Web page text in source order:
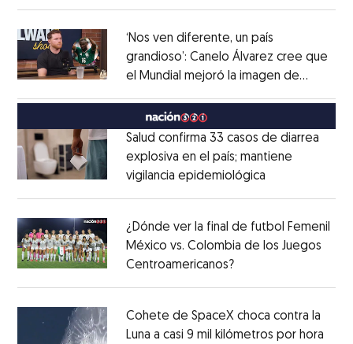
‘Nos ven diferente, un país
grandioso’: Canelo Álvarez cree que
el Mundial mejoró la imagen de
MéxicoOpens in new window
Salud confirma 33 casos de diarrea
explosiva en el país; mantiene
vigilancia epidemiológica
¿Dónde ver la final de futbol Femenil
México vs. Colombia de los Juegos
Centroamericanos?Opens in new
Cohete de SpaceX choca contra la
Luna a casi 9 mil kilómetros por hora